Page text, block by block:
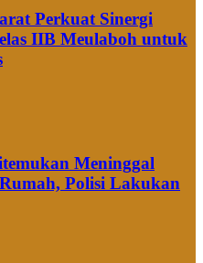
Perkuat Sinergi
IIB Meulaboh untuk
Meninggal
Polisi Lakukan